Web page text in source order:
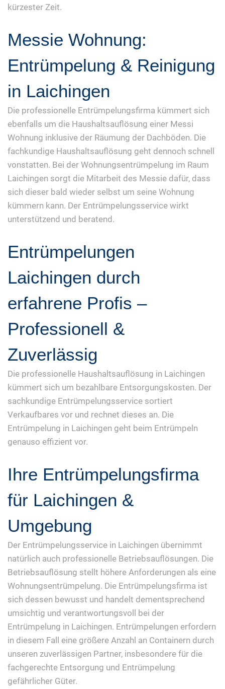
kürzester Zeit.
Messie Wohnung:
Entrümpelung & Reinigung
in Laichingen
Die professionelle Entrümpelungsfirma kümmert sich
ebenfalls um die Haushaltsauflösung einer Messi
Wohnung inklusive der Räumung der Dachböden. Die
fachkundige Haushaltsauflösung geht dennoch schnell
vonstatten. Bei der Wohnungsentrümpelung im Raum
Laichingen sorgt die Mitarbeit des Messie dafür, dass
sich dieser bald wieder selbst um seine Wohnung
kümmern kann. Der Entrümpelungsservice wirkt
unterstützend und beratend.
Entrümpelungen
Laichingen durch
erfahrene Profis –
Professionell &
Zuverlässig
Die professionelle Haushaltsauflösung in Laichingen
kümmert sich um bezahlbare Entsorgungskosten. Der
sachkundige Entrümpelungsservice sortiert
Verkaufbares vor und rechnet dieses an. Die
Entrümpelung in Laichingen geht beim Entrümpeln
genauso effizient vor.
Ihre Entrümpelungsfirma
für Laichingen &
Umgebung
Der Entrümpelungsservice in Laichingen übernimmt
natürlich auch professionelle Betriebsauflösungen. Die
Betriebsauflösung stellt höhere Anforderungen als eine
Wohnungsentrümpelung. Die Entrümpelungsfirma ist
sich dessen bewusst und handelt dementsprechend
umsichtig und verantwortungsvoll bei der
Entrümpelung in Laichingen. Entrümpelungen erfordern
in diesem Fall eine größere Anzahl an Containern durch
unseren zuverlässigen Partner, insbesondere für die
fachgerechte Entsorgung und Entrümpelung
gefährlicher Güter.